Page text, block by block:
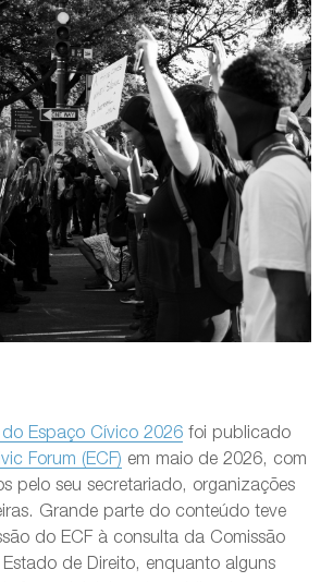
Espaço Cívico 2026 foi publicado
Forum (ECF) em maio de 2026, com
pelo seu secretariado, organizações
Grande parte do conteúdo teve
do ECF à consulta da Comissão
de Direito, enquanto alguns